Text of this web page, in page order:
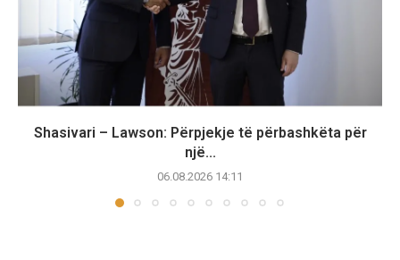
Shasivari – Lawson: Përpjekje të përbashkëta për
një...
06.08.2026 14:11